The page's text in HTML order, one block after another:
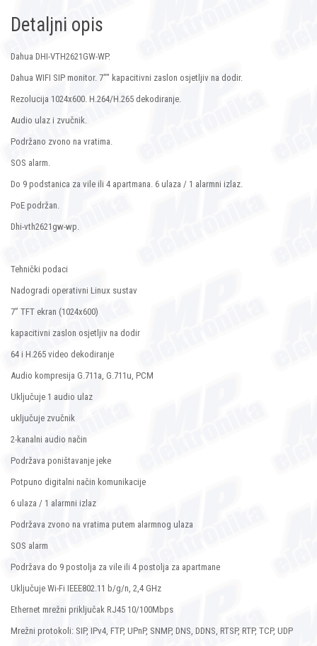
Detaljni opis
Dahua DHI-VTH2621GW-WP.
Dahua WIFI SIP monitor. 7"" kapacitivni zaslon osjetljiv na dodir.
Rezolucija 1024x600. H.264/H.265 dekodiranje.
Audio ulaz i zvučnik.
Podržano zvono na vratima.
SOS alarm.
Do 9 podstanica za vile ili 4 apartmana. 6 ulaza / 1 alarmni izlaz.
PoE podržan.
Dhi-vth2621gw-wp.
Tehnički podaci
Nadogradi operativni Linux sustav
7” TFT ekran (1024x600)
kapacitivni zaslon osjetljiv na dodir
64 i H.265 video dekodiranje
Audio kompresija G.711a, G.711u, PCM
Uključuje 1 audio ulaz
uključuje zvučnik
2-kanalni audio način
Podržava poništavanje jeke
Potpuno digitalni način komunikacije
6 ulaza / 1 alarmni izlaz
Podržava zvono na vratima putem alarmnog ulaza
SOS alarm
Podržava do 9 postolja za vile ili 4 postolja za apartmane
Uključuje Wi-Fi IEEE802.11 b/g/n, 2,4 GHz
Ethernet mrežni priključak RJ45 10/100Mbps
Mrežni protokoli: SIP, IPv4, FTP, UPnP, SNMP, DNS, DDNS, RTSP, RTP, TCP, UDP